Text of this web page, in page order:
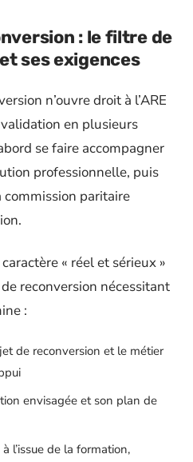
: le filtre de
ses exigences
n’ouvre droit à l’ARE
en plusieurs
se faire accompagner
professionnelle, puis
paritaire
« réel et sérieux »
reconversion nécessitant
:
de reconversion et le métier
envisagée et son plan de
l’issue de la formation,